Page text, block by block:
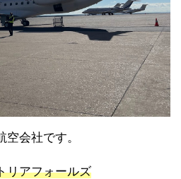
空会社です。
リアフォールズ